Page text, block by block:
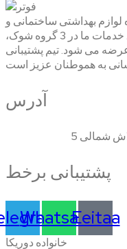
لوازم بهداشتی ساختمانی و
تاسیسات ساختمانی در بازار ایران است. خدمات ما در 3 گروه شوک،
می شود. تیم پشتیبانی
آدرس
شمالی 5
پشتیبانی برخط
Whatsapp
Eeitaa
خانواده دوریکا